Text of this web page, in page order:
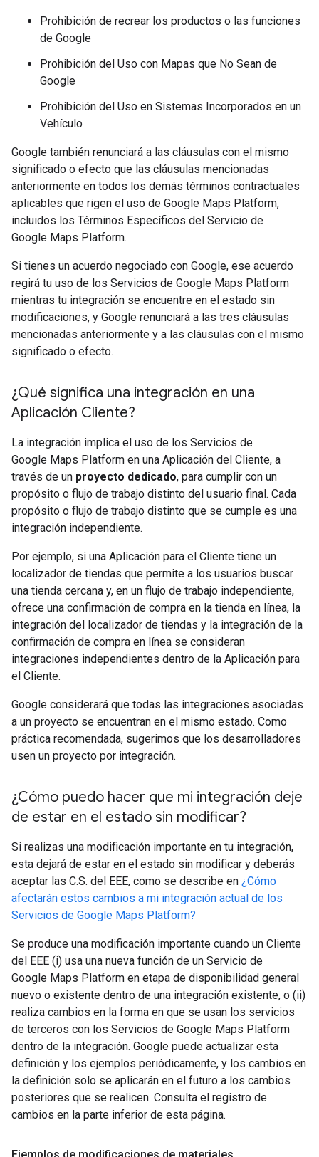
Prohibición de recrear los productos o las funciones
de Google
Prohibición del Uso con Mapas que No Sean de
Google
Prohibición del Uso en Sistemas Incorporados en un
Vehículo
Google también renunciará a las cláusulas con el mismo
significado o efecto que las cláusulas mencionadas
anteriormente en todos los demás términos contractuales
aplicables que rigen el uso de Google Maps Platform,
incluidos los Términos Específicos del Servicio de
Google Maps Platform.
Si tienes un acuerdo negociado con Google, ese acuerdo
regirá tu uso de los Servicios de Google Maps Platform
mientras tu integración se encuentre en el estado sin
modificaciones, y Google renunciará a las tres cláusulas
mencionadas anteriormente y a las cláusulas con el mismo
significado o efecto.
¿Qué significa una integración en una
Aplicación Cliente?
La integración implica el uso de los Servicios de
Google Maps Platform en una Aplicación del Cliente, a
través de un proyecto dedicado, para cumplir con un
propósito o flujo de trabajo distinto del usuario final. Cada
propósito o flujo de trabajo distinto que se cumple es una
integración independiente.
Por ejemplo, si una Aplicación para el Cliente tiene un
localizador de tiendas que permite a los usuarios buscar
una tienda cercana y, en un flujo de trabajo independiente,
ofrece una confirmación de compra en la tienda en línea, la
integración del localizador de tiendas y la integración de la
confirmación de compra en línea se consideran
integraciones independientes dentro de la Aplicación para
el Cliente.
Google considerará que todas las integraciones asociadas
a un proyecto se encuentran en el mismo estado. Como
práctica recomendada, sugerimos que los desarrolladores
usen un proyecto por integración.
¿Cómo puedo hacer que mi integración deje
de estar en el estado sin modificar?
Si realizas una modificación importante en tu integración,
esta dejará de estar en el estado sin modificar y deberás
aceptar las C.S. del EEE, como se describe en ¿Cómo
afectarán estos cambios a mi integración actual de los
Servicios de Google Maps Platform?
Se produce una modificación importante cuando un Cliente
del EEE (i) usa una nueva función de un Servicio de
Google Maps Platform en etapa de disponibilidad general
nuevo o existente dentro de una integración existente, o (ii)
realiza cambios en la forma en que se usan los servicios
de terceros con los Servicios de Google Maps Platform
dentro de la integración. Google puede actualizar esta
definición y los ejemplos periódicamente, y los cambios en
la definición solo se aplicarán en el futuro a los cambios
posteriores que se realicen. Consulta el registro de
cambios en la parte inferior de esta página.